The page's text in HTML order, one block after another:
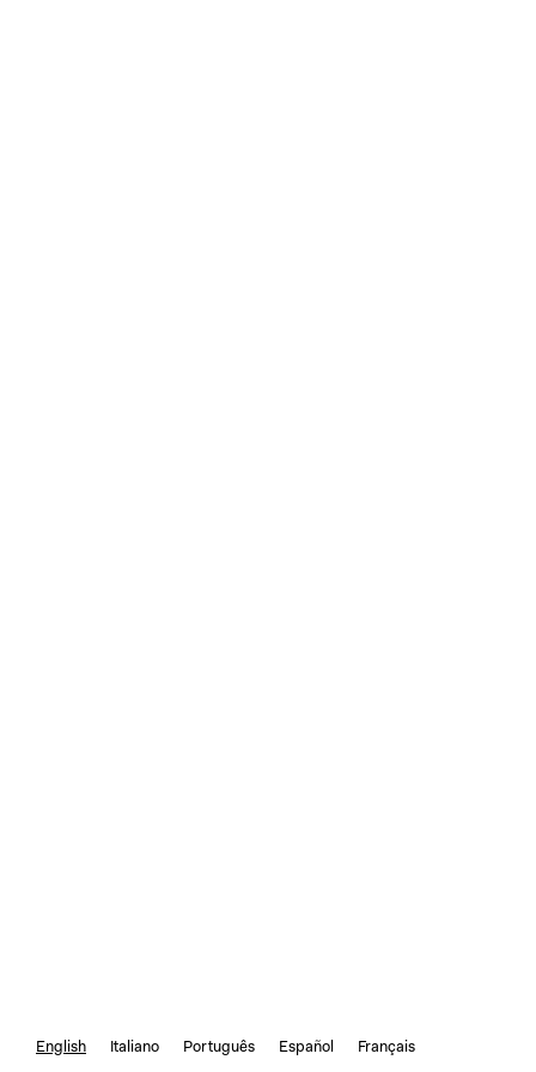
English Italiano Português Español Français